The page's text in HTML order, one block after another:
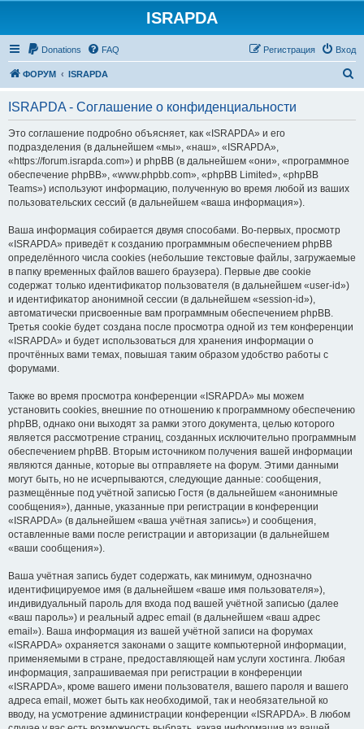
ISRAPDA
Donations FAQ Вход
Регистрация
ФОРУМ ISRAPDA
ISRAPDA - Соглашение о конфиденциальности
Это соглашение подробно объясняет, как «ISRAPDA» и его
подразделения (в дальнейшем «мы», «наш», «ISRAPDA»,
«https://forum.israpda.com») и phpBB (в дальнейшем «они», «программное
обеспечение phpBB», «www.phpbb.com», «phpBB Limited», «phpBB
Teams») используют информацию, полученную во время любой из ваших
пользовательских сессий (в дальнейшем «ваша информация»).
Ваша информация собирается двумя способами. Во-первых, просмотр
«ISRAPDA» приведёт к созданию программным обеспечением phpBB
определённого числа cookies (небольшие текстовые файлы, загружаемые
в папку временных файлов вашего браузера). Первые две cookie
содержат только идентификатор пользователя (в дальнейшем «user-id»)
и идентификатор анонимной сессии (в дальнейшем «session-id»),
автоматически присвоенные вам программным обеспечением phpBB.
Третья cookie будет создана после просмотра одной из тем конференции
«ISRAPDA» и будет использоваться для хранения информации о
прочтённых вами темах, повышая таким образом удобство работы с
форумами.
Также во время просмотра конференции «ISRAPDA» мы можем
установить cookies, внешние по отношению к программному обеспечению
phpBB, однако они выходят за рамки этого документа, целью которого
является рассмотрение страниц, созданных исключительно программным
обеспечением phpBB. Вторым источником получения вашей информации
являются данные, которые вы отправляете на форум. Этими данными
могут быть, но не исчерпываются, следующие данные: сообщения,
размещённые под учётной записью Гостя (в дальнейшем «анонимные
сообщения»), данные, указанные при регистрации в конференции
«ISRAPDA» (в дальнейшем «ваша учётная запись») и сообщения,
оставленные вами после регистрации и авторизации (в дальнейшем
«ваши сообщения»).
Ваша учётная запись будет содержать, как минимум, однозначно
идентифицируемое имя (в дальнейшем «ваше имя пользователя»),
индивидуальный пароль для входа под вашей учётной записью (далее
«ваш пароль») и реальный адрес email (в дальнейшем «ваш адрес
email»). Ваша информация из вашей учётной записи на форумах
«ISRAPDA» охраняется законами о защите компьютерной информации,
применяемыми в стране, предоставляющей нам услуги хостинга. Любая
информация, запрашиваемая при регистрации в конференции
«ISRAPDA», кроме вашего имени пользователя, вашего пароля и вашего
адреса email, может быть как необходимой, так и необязательной ко
вводу, на усмотрение администрации конференции «ISRAPDA». В любом